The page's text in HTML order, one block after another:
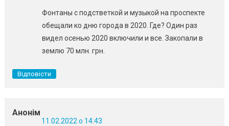
Фонтаны с подстветкой и музыкой на проспекте
обещали ко дню города в 2020. Где? Один раз
видел осенью 2020 включили и все. Закопали в
землю 70 млн. грн.
Відповісти
Анонім
11.02.2022 о 14:43